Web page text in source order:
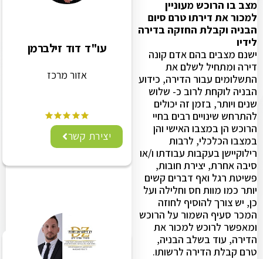
מצב בו הרוכש מעוניין
למכור את דירתו טרם סיום
הבניה וקבלת החזקה בדירה
לידיו
ישנם מצבים בהם אדם קונה
דירה ומתחיל לשלם את
התשלומים עבור הדירה, כידוע
הבניה לוקחת לרוב כ- שלוש
שנים ויותר, בזמן זה יכולים
להתרחש שינויים רבים בחיי
הרוכש הן במצבו האישי והן
במצבו הכלכלי, לרבות
רילוקיישן בעקבות עבודתו ו/או
סיבה אחרת, יצירת חובות,
פשיטת רגל ואף דברים קשים
יותר כמו מוות חס וחלילה ועל
כן, יש צורך להוסיף לחוזה
המכר סעיף השמור על הרוכש
ומאפשר לרוכש למכור את
הדירה, עוד בשלב הבניה,
טרם קבלת הדירה לרשותו.
עו"ד דוד זילברמן
אזור מרכז
יצירת קשר